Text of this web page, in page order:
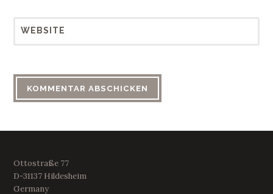
WEBSITE
Ottostraße 77
D-31137 Hildesheim
Germany